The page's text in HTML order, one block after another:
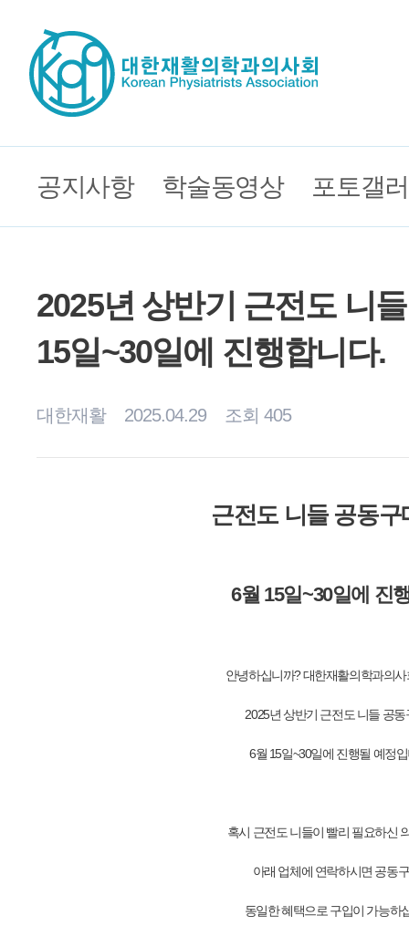
공지사항 학술동영상 포토갤
2025년 상반기 근전도 니
15일~30일에 진행합니다.
대한재활 2025.04.29 조회 405
근전도 니들 공동구
6월 15일~30일에 진
안녕하십니까? 대한재활의학과의
2025년 상반기 근전도 니들 공동
6월 15일~30일에 진행될 예정
혹시 근전도 니들이 빨리 필요하신
아래 업체에 연락하시면 공동
동일한 혜택으로 구입이 가능하